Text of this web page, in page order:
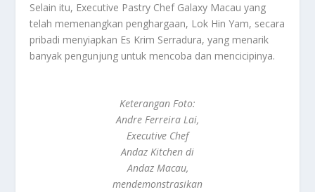
Selain itu, Executive Pastry Chef Galaxy Macau yang
telah memenangkan penghargaan, Lok Hin Yam, secara
pribadi menyiapkan Es Krim Serradura, yang menarik
banyak pengunjung untuk mencoba dan mencicipinya.
Keterangan Foto:
Andre Ferreira Lai,
Executive Chef
Andaz Kitchen di
Andaz Macau,
mendemonstrasikan